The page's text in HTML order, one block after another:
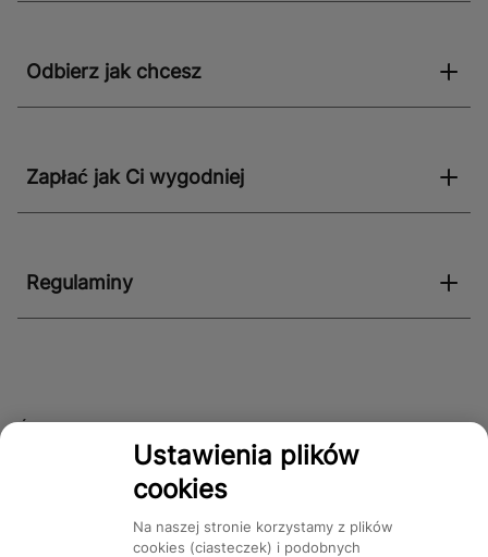
Odbierz jak chcesz
Zapłać jak Ci wygodniej
Regulaminy
Śledź nas!
Ustawienia plików
cookies
Na naszej stronie korzystamy z plików
cookies (ciasteczek) i podobnych